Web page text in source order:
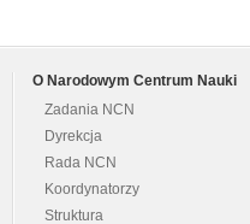
O Narodowym Centrum Nauki
Zadania NCN
Dyrekcja
Rada NCN
Koordynatorzy
Struktura